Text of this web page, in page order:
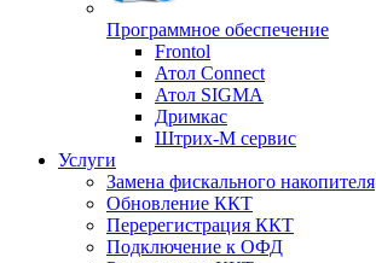
Программное обеспечение
Frontol
Атол Connect
Атол SIGMA
Дримкас
Штрих-М сервис
Услуги
Замена фискального накопителя
Обновление ККТ
Перерегистрация ККТ
Подключение к ОФД